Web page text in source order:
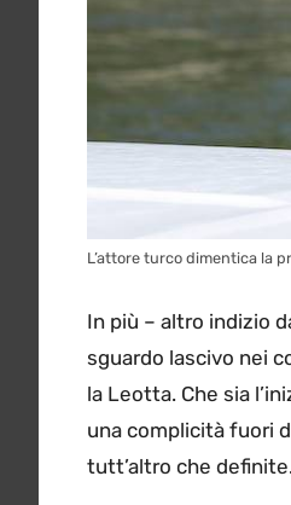
L’attore turco dimentica la
In più – altro indizio
sguardo lascivo nei
la Leotta. Che sia
una complicità fuori
tutt’altro che